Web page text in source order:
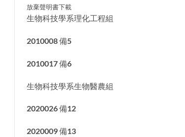
放棄聲明書下載
生物科技學系理化工程組
2010008 備5
2010017 備6
生物科技學系生物醫農組
2020026 備12
2020009 備13